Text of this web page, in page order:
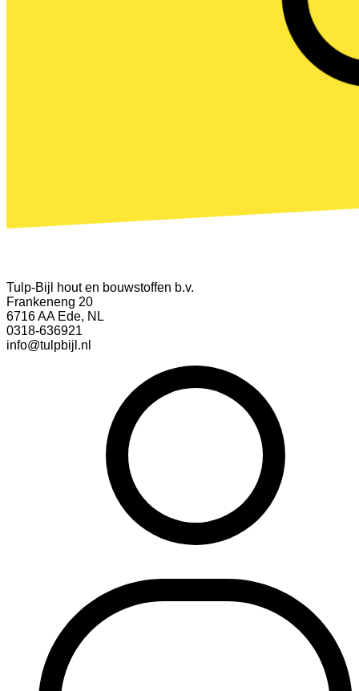
Tulp-Bijl hout en bouwstoffen b.v.
Frankeneng 20
6716 AA Ede, NL
0318-636921
info@tulpbijl.nl